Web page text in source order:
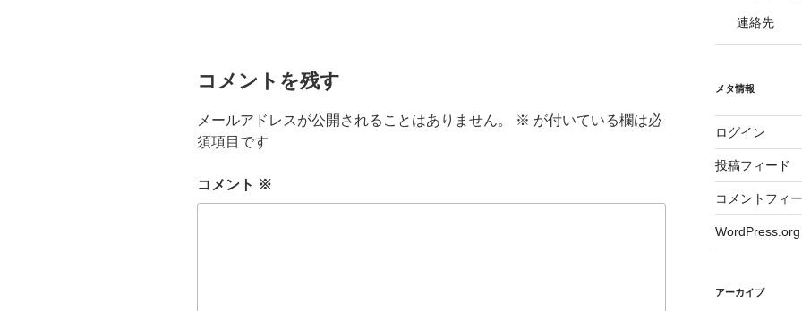
コメントを残す
メールアドレスが公開されることはありません。 ※ が付いている欄は必
須項目です
コメント ※
連絡先
メタ情報
ログイン
投稿フィード
コメントフィ
WordPress.org
アーカイブ